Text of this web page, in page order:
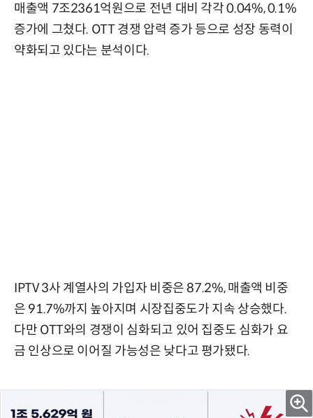
매출액 7조2361억원으로 전년 대비 각각 0.04%, 0.1%
증가에 그쳤다. OTT 경쟁 압력 증가 등으로 성장 동력이
약화되고 있다는 분석이다.
IPTV 3사 계열사의 가입자 비중은 87.2%, 매출액 비중
은 91.7%까지 높아지며 시장집중도가 지속 상승했다.
다만 OTT와의 경쟁이 심화되고 있어 집중도 심화가 요
금 인상으로 이어질 가능성은 낮다고 평가됐다.